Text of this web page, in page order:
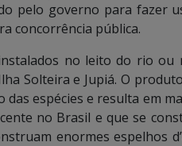
pelo governo para fazer
concorrência pública.
no leito do rio ou
Solteira e Jupiá. O
das espécies e resulta em
no Brasil e que se
enormes espelhos